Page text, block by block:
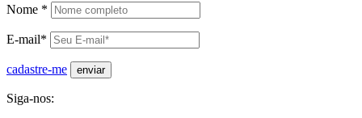
Nome *
E-mail*
cadastre-me
Siga-nos: